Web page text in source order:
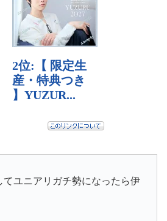
てユニアリガチ勢になったら伊